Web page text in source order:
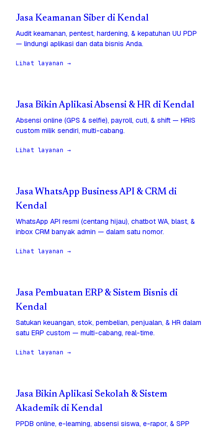
Jasa Keamanan Siber di Kendal
Audit keamanan, pentest, hardening, & kepatuhan UU PDP
— lindungi aplikasi dan data bisnis Anda.
Lihat layanan →
Jasa Bikin Aplikasi Absensi & HR di Kendal
Absensi online (GPS & selfie), payroll, cuti, & shift — HRIS
custom milik sendiri, multi-cabang.
Lihat layanan →
Jasa WhatsApp Business API & CRM di
Kendal
WhatsApp API resmi (centang hijau), chatbot WA, blast, &
inbox CRM banyak admin — dalam satu nomor.
Lihat layanan →
Jasa Pembuatan ERP & Sistem Bisnis di
Kendal
Satukan keuangan, stok, pembelian, penjualan, & HR dalam
satu ERP custom — multi-cabang, real-time.
Lihat layanan →
Jasa Bikin Aplikasi Sekolah & Sistem
Akademik di Kendal
PPDB online, e-learning, absensi siswa, e-rapor, & SPP